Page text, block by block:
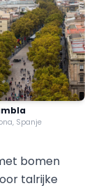
Spanje
bomen
talrijke